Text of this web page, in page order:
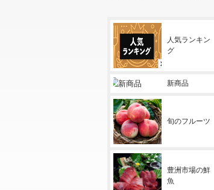
人気ランキン
グ
新商品
旬のフルーツ
豊洲市場の鮮
魚